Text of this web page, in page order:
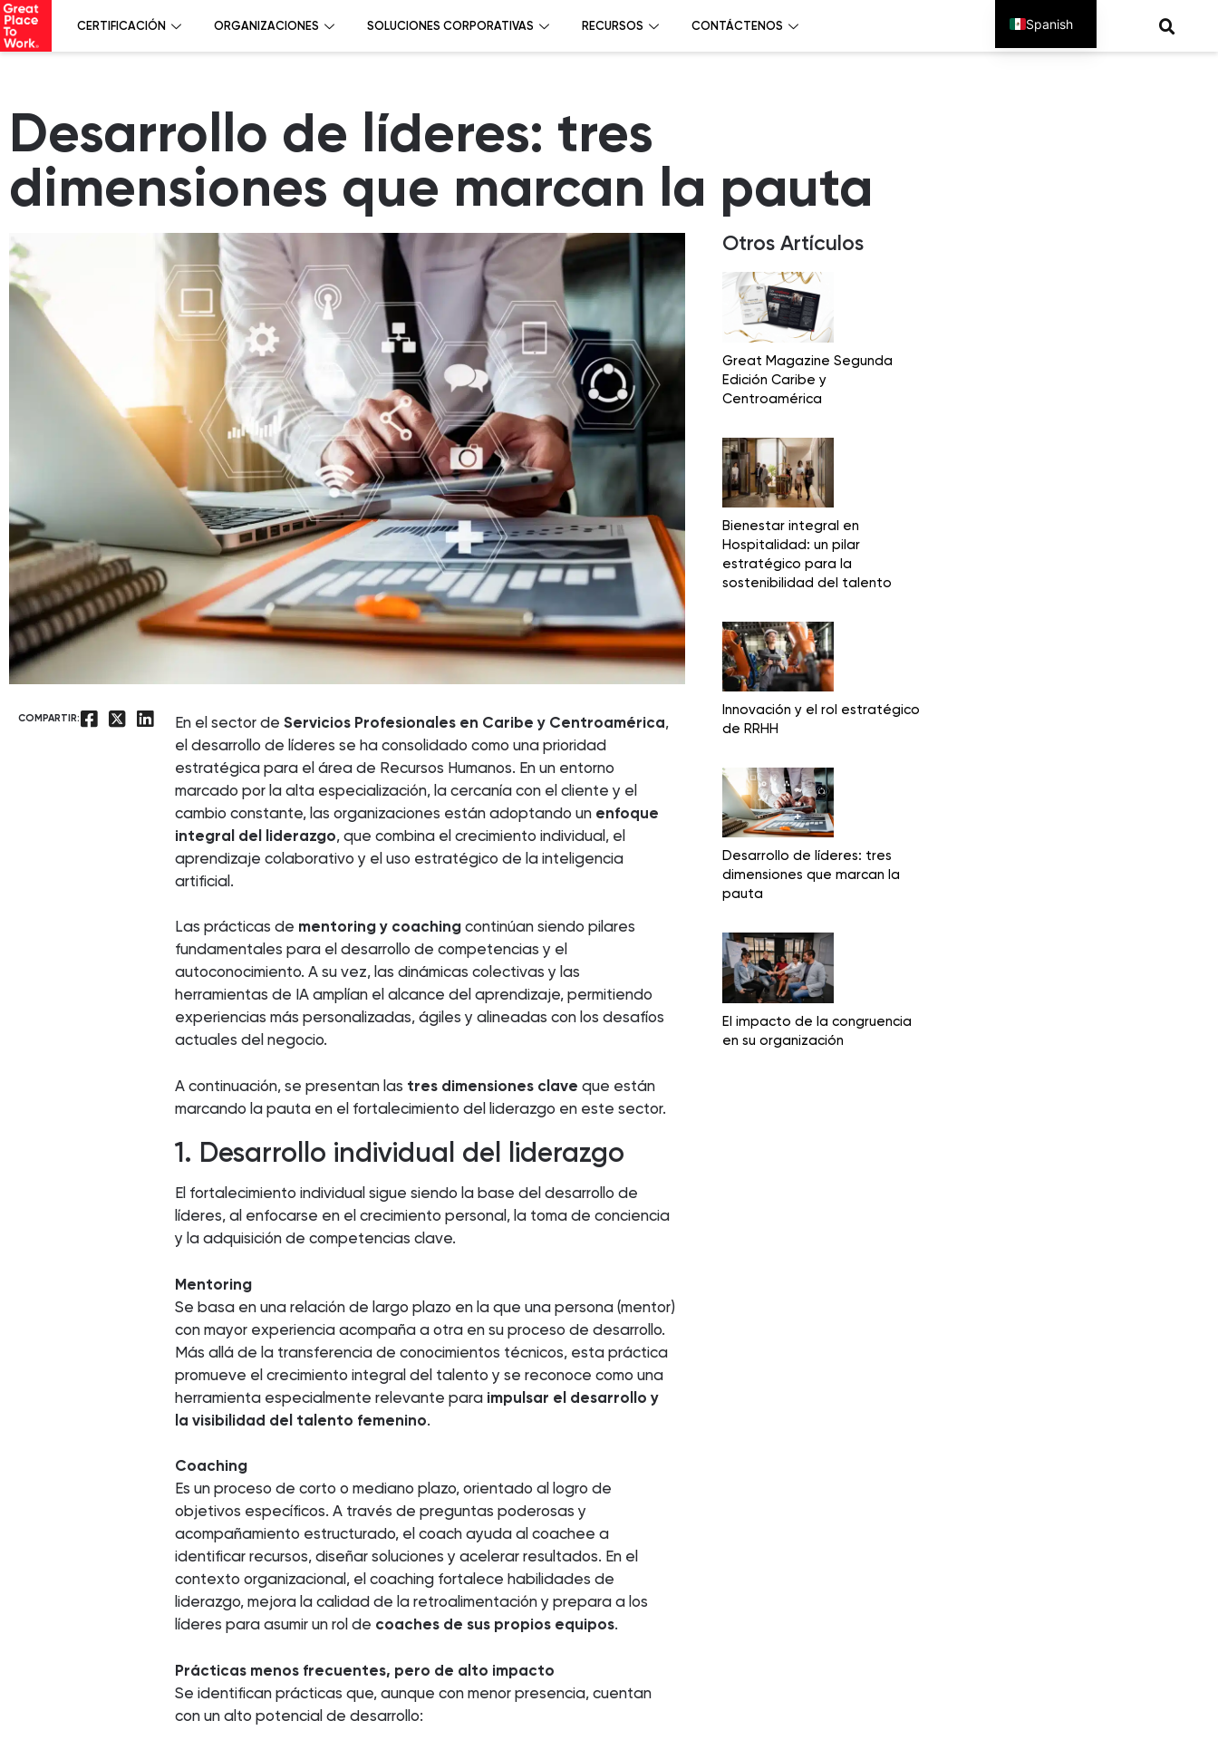
CERTIFICACIÓN ORGANIZACIONES SOLUCIONES CORPORATIVAS RECURSOS CONTÁCTENOS
Desarrollo de líderes: tres
dimensiones que marcan la pauta
COMPARTIR: En el sector deServicios Profesionales en Caribe y Centroamérica,
el desarrollo de líderes se ha consolidado como una prioridad
estratégica para el área de Recursos Humanos. En un entorno
marcado por la alta especialización, la cercanía con el cliente y el
cambio constante, las organizaciones están adoptando un enfoque
integral del liderazgo, que combina el crecimiento individual, el
aprendizaje colaborativo y el uso estratégico de la inteligencia
artificial.
Las prácticas de mentoring y coaching continúan siendo pilares
fundamentales para el desarrollo de competencias y el
autoconocimiento. A su vez, las dinámicas colectivas y las
herramientas de IA amplían el alcance del aprendizaje, permitiendo
experiencias más personalizadas, ágiles y alineadas con los desafíos
actuales del negocio.
A continuación, se presentan las tres dimensiones clave que están
marcando la pauta en el fortalecimiento del liderazgo en este sector.
1. Desarrollo individual del liderazgo
El fortalecimiento individual sigue siendo la base del desarrollo de
líderes, al enfocarse en el crecimiento personal, la toma de conciencia
y la adquisición de competencias clave.
Mentoring
Se basa en una relación de largo plazo en la que una persona (mentor)
con mayor experiencia acompaña a otra en su proceso de desarrollo.
Más allá de la transferencia de conocimientos técnicos, esta práctica
promueve el crecimiento integral del talento y se reconoce como una
herramienta especialmente relevante para impulsar el desarrollo y
la visibilidad del talento femenino.
Coaching
Es un proceso de corto o mediano plazo, orientado al logro de
objetivos específicos. A través de preguntas poderosas y
acompañamiento estructurado, el coach ayuda al coachee a
identificar recursos, diseñar soluciones y acelerar resultados. En el
contexto organizacional, el coaching fortalece habilidades de
liderazgo, mejora la calidad de la retroalimentación y prepara a los
líderes para asumir un rol de coaches de sus propios equipos.
Prácticas menos frecuentes, pero de alto impacto
Se identifican prácticas que, aunque con menor presencia, cuentan
con un alto potencial de desarrollo:
Otros Artículos
Great Magazine Segunda
Edición Caribe y
Centroamérica
Bienestar integral en
Hospitalidad: un pilar
estratégico para la
sostenibilidad del talento
Innovación y el rol estratégico
de RRHH
Desarrollo de líderes: tres
dimensiones que marcan la
pauta
El impacto de la congruencia
en su organización
Spanish
English